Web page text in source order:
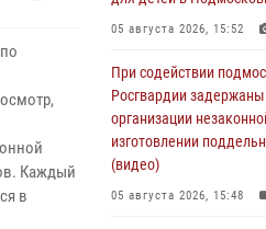
Каждый
в
05 августа 2026, 15:52
При содействии
Росгвардии
организации
изготовлении
(видео)
05 августа 2026, 15:48